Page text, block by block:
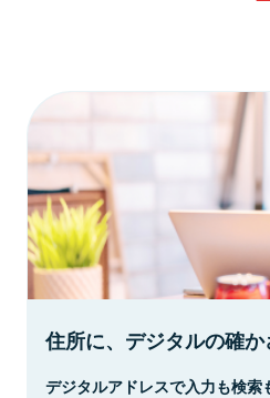
住所に、デジタルの確か
デジタルアドレスで入力も検索